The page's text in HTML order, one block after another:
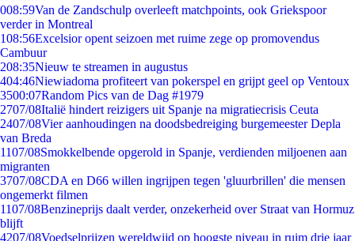
008:59Van de Zandschulp overleeft matchpoints, ook Griekspoor
verder in Montreal
108:56Excelsior opent seizoen met ruime zege op promovendus
Cambuur
208:35Nieuw te streamen in augustus
404:46Niewiadoma profiteert van pokerspel en grijpt geel op Ventoux
3500:07Random Pics van de Dag #1979
2707/08Italië hindert reizigers uit Spanje na migratiecrisis Ceuta
2407/08Vier aanhoudingen na doodsbedreiging burgemeester Depla
van Breda
1107/08Smokkelbende opgerold in Spanje, verdienden miljoenen aan
migranten
3707/08CDA en D66 willen ingrijpen tegen 'gluurbrillen' die mensen
ongemerkt filmen
1107/08Benzineprijs daalt verder, onzekerheid over Straat van Hormuz
blijft
4207/08Voedselprijzen wereldwijd op hoogste niveau in ruim drie jaar